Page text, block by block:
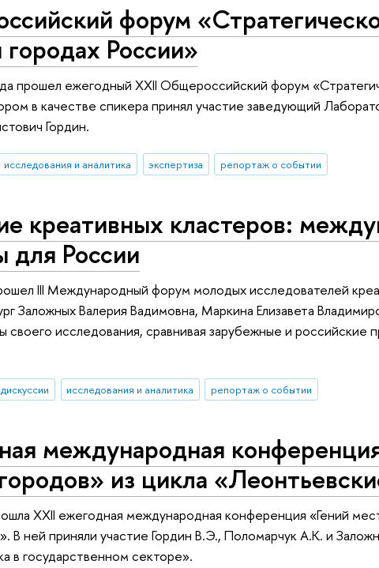
форум
России»
прошел ежегодный XXII Общероссийский форум
в качестве спикера принял участие заведующий
Гордин.
исследования и аналитика экспертиза репортаж о событии
креативных кластеров:
для России
III Международный форум молодых исследователей
Валерия Вадимовна, Маркина Елизавета
своего исследования, сравнивая зарубежные и российские
дискуссии исследования и аналитика репортаж о событии
международная
из цикла
XXII ежегодная международная конференция «Гений
В ней приняли участие Гордин В.Э., Поломарчук А.К. и
в государственном секторе».